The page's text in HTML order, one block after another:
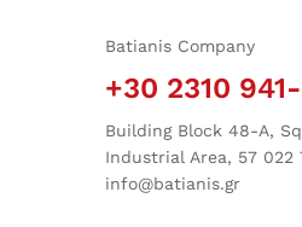
Batianis Company
+30 2310
Building Block 48-A,
Industrial Area, 57 022
info@batianis.gr